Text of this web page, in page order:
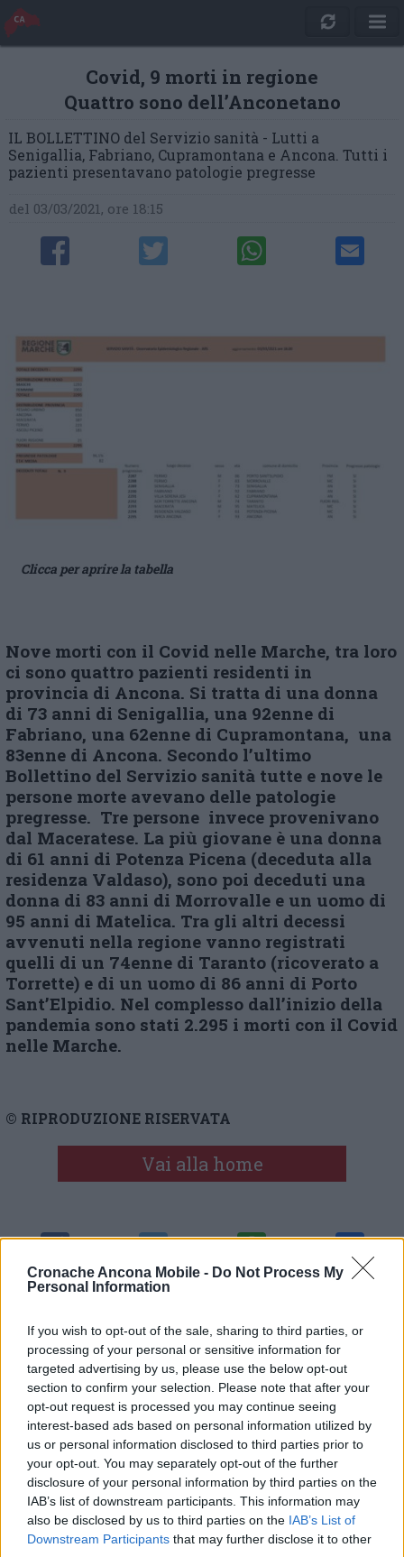
Cronache Ancona Mobile - Do Not Process My
Personal Information
If you wish to opt-out of the sale, sharing to third parties, or
processing of your personal or sensitive information for
targeted advertising by us, please use the below opt-out
section to confirm your selection. Please note that after your
opt-out request is processed you may continue seeing
interest-based ads based on personal information utilized by
us or personal information disclosed to third parties prior to
your opt-out. You may separately opt-out of the further
disclosure of your personal information by third parties on the
IAB’s list of downstream participants. This information may
also be disclosed by us to third parties on the IAB’s List of
Downstream Participants that may further disclose it to other
Covid, 9 morti in regione
Quattro sono dell’Anconetano
IL BOLLETTINO del Servizio sanità - Lutti a
Senigallia, Fabriano, Cupramontana e Ancona. Tutti i
pazienti presentavano patologie pregresse
del 03/03/2021, ore 18:15
Clicca per aprire la tabella
Nove morti con il Covid nelle Marche, tra loro
ci sono quattro pazienti residenti in
provincia di Ancona. Si tratta di una donna
di 73 anni di Senigallia, una 92enne di
Fabriano, una 62enne di Cupramontana, una
83enne di Ancona. Secondo l’ultimo
Bollettino del Servizio sanità tutte e nove le
persone morte avevano delle patologie
pregresse. Tre persone invece provenivano
dal Maceratese. La più giovane è una donna
di 61 anni di Potenza Picena (deceduta alla
residenza Valdaso), sono poi deceduti una
donna di 83 anni di Morrovalle e un uomo di
95 anni di Matelica. Tra gli altri decessi
avvenuti nella regione vanno registrati
quelli di un 74enne di Taranto (ricoverato a
Torrette) e di un uomo di 86 anni di Porto
Sant’Elpidio. Nel complesso dall’inizio della
pandemia sono stati 2.295 i morti con il Covid
nelle Marche.
© RIPRODUZIONE RISERVATA
Vai alla home
Commenti
Nessun commento presente
Commenta
Commenta l'articolo
Gli articoli più letti